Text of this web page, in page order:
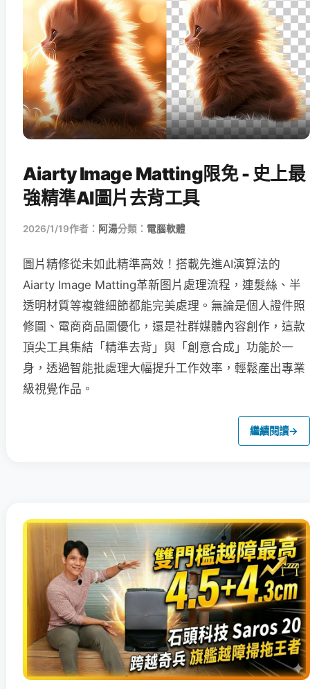
Aiarty Image Matting限免 - 史上最
強精準AI圖片去背工具
2026/1/19作者： 阿湯分類： 電腦軟體
圖片精修從未如此精準高效！搭載先進AI演算法的
Aiarty Image Matting革新图片處理流程，連髮絲、半
透明材質等複雜細節都能完美處理。無論是個人證件照
修圖、電商商品圖優化，還是社群媒體內容創作，這款
頂尖工具集結「精準去背」與「創意合成」功能於一
身，透過智能批處理大幅提升工作效率，輕鬆產出專業
級視覺作品。
繼續閱讀→